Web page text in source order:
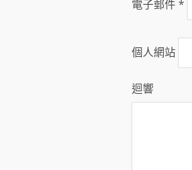
電子郵件*
個人網站
迴響